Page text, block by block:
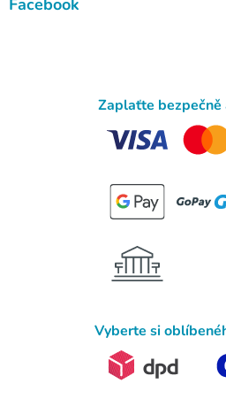
Facebook
Zaplaťte bezpečně
Vyberte si